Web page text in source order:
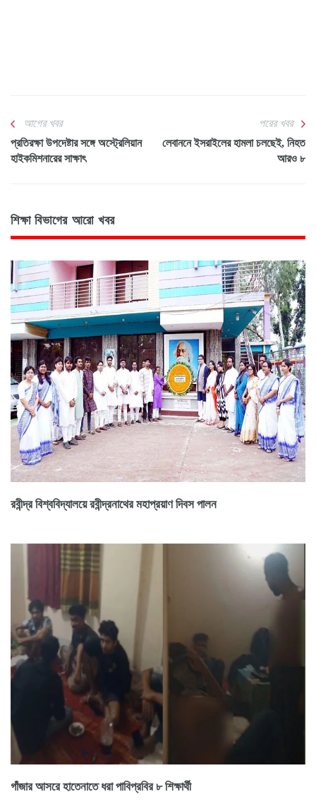
আগের খবর
প্রতিরক্ষা উপদেষ্টার সঙ্গে অস্ট্রেলিয়ান
হাইকমিশনারের সাক্ষাৎ
পরের খবর
লেবাননে ইসরাইলের হামলা চলছেই, নিহত
আরও ৮
শিক্ষা বিভাগের আরো খবর
রবীন্দ্র বিশ্ববিদ্যালয়ে রবীন্দ্রনাথের মহাপ্রয়াণ দিবস পালন
গাঁজার আসরে হাতেনাতে ধরা পাবিপ্রবির ৮ শিক্ষার্থী